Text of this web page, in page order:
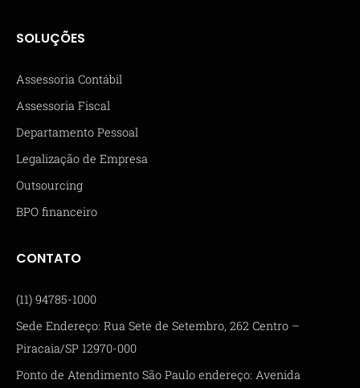
SOLUÇÕES
Assessoria Contábil
Assessoria Fiscal
Departamento Pessoal
Legalização de Empresa
Outsourcing
BPO financeiro
CONTATO
(11) 94785-1000
Sede Endereço: Rua Sete de Setembro, 262 Centro –
Piracaia/SP 12970-000
Ponto de Atendimento São Paulo endereço: Avenida